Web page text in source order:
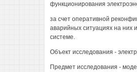
функционирования
за счет оперативной
аварийных ситуациях на них
системе.
Объект исследования -
Предмет исследования -